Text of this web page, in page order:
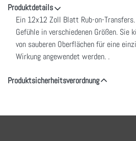
Produktdetails
Ein 12x12 Zoll Blatt Rub-on-
Gefühle in verschiedenen Größen. Sie
von sauberen Oberflächen für eine
Wirkung angewendet werden. .
Produktsicherheitsverordnung